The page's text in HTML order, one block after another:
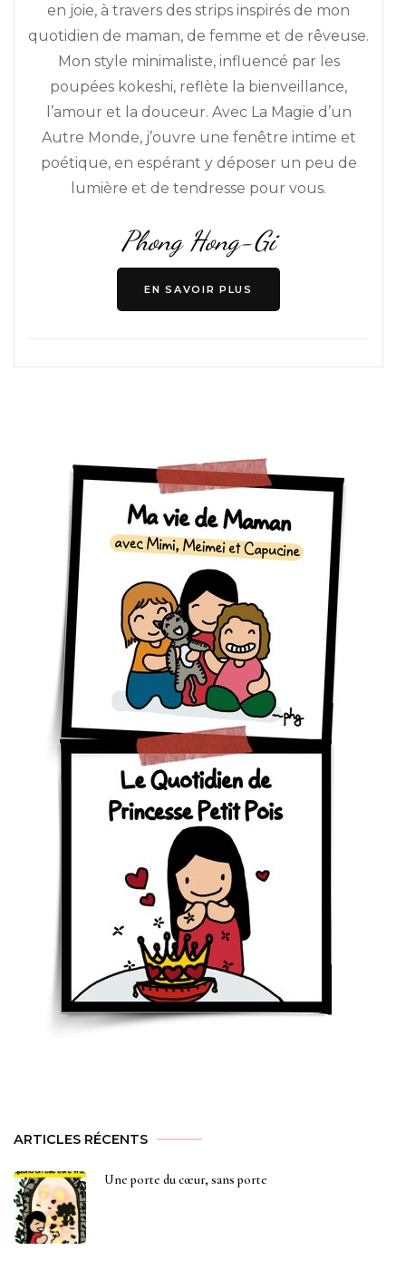
en joie, à travers des strips inspirés de mon
quotidien de maman, de femme et de rêveuse.
Mon style minimaliste, influencé par les
poupées kokeshi, reflète la bienveillance,
l’amour et la douceur. Avec La Magie d’un
Autre Monde, j’ouvre une fenêtre intime et
poétique, en espérant y déposer un peu de
lumière et de tendresse pour vous.
Phong Hong-Gi
EN SAVOIR PLUS
ARTICLES RÉCENTS
Une porte du cœur, sans porte